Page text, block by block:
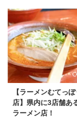
【ラーメンむてっ
店】県内に3店舗あ
ラーメン店！